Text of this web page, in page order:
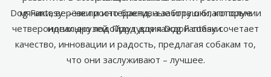
Dog Fantasy – не просто бренд, а забота о благополучии
четвероногих друзей. Продукция Dog Fantasy сочетает
качество, инновации и радость, предлагая собакам то,
что они заслуживают – лучшее.
мячики, верёвки и интерактивные игрушки, которые
идеально подойдут для каждой собаки.